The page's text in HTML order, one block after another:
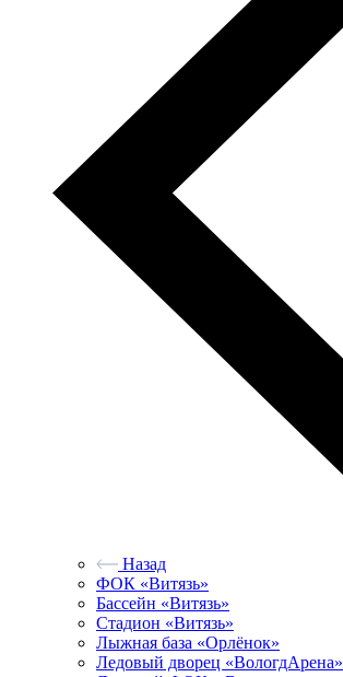
Назад
ФОК «Витязь»
Бассейн «Витязь»
Стадион «Витязь»
Лыжная база «Орлёнок»
Ледовый дворец «ВологдАрена»